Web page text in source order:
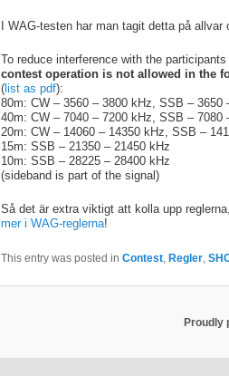
I WAG-testen har man tagit detta på allvar
To reduce interference with the participants
contest operation is not allowed in the
(list as pdf):
80m: CW – 3560 – 3800 kHz, SSB – 3650
40m: CW – 7040 – 7200 kHz, SSB – 7080
20m: CW – 14060 – 14350 kHz, SSB –
15m: SSB – 21350 – 21450 kHz
10m: SSB – 28225 – 28400 kHz
(sideband is part of the signal)
Så det är extra viktigt att kolla upp
mer i WAG-reglerna!
This entry was posted in Contest, Regler,
Proudly